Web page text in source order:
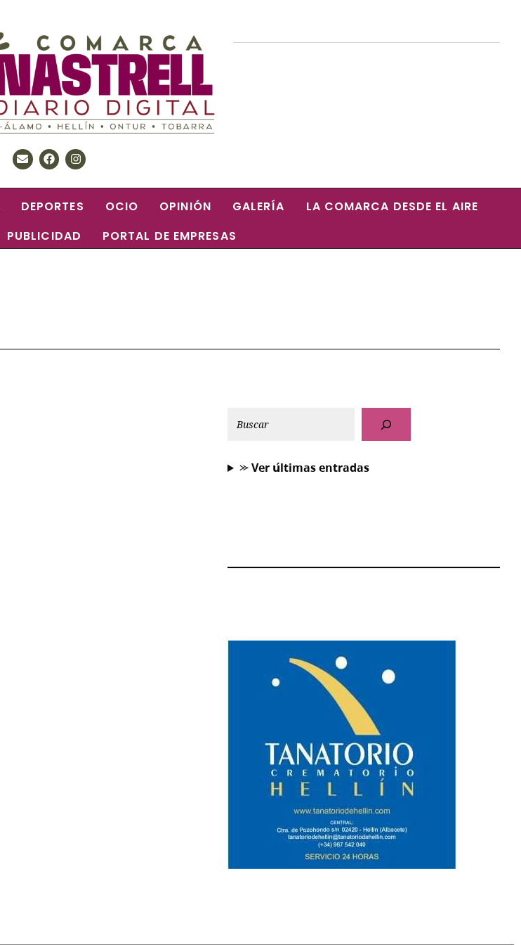
DEPORTES OCIO OPINIÓN GALERÍA
LA COMARCA DESDE EL AIRE
PUBLICIDAD PORTAL DE EMPRESAS
⪼ 𝗩𝗲𝗿 𝘂́𝗹𝘁𝗶𝗺𝗮𝘀 𝗲𝗻𝘁𝗿𝗮𝗱𝗮𝘀